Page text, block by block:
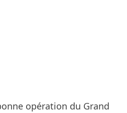
opération du Grand